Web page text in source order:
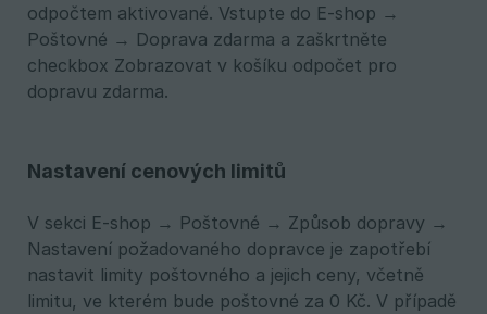
odpočtem aktivované. Vstupte do E-shop →
Poštovné → Doprava zdarma a zaškrtněte
checkbox Zobrazovat v košíku odpočet pro
dopravu zdarma.
Nastavení cenových limitů
V sekci E-shop → Poštovné → Způsob dopravy →
Nastavení požadovaného dopravce je zapotřebí
nastavit limity poštovného a jejich ceny, včetně
limitu, ve kterém bude poštovné za 0 Kč. V případě